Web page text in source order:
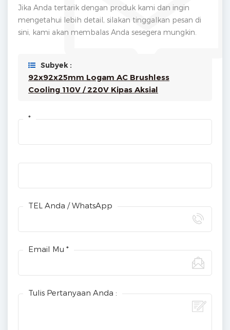
Jika Anda tertarik dengan produk kami dan ingin
mengetahui lebih detail, silakan tinggalkan pesan di
sini, kami akan membalas Anda sesegera mungkin.
Subyek :
92x92x25mm Logam AC Brushless
Cooling 110V / 220V Kipas Aksial
*
TEL Anda / WhatsApp
Email Mu *
Tulis Pertanyaan Anda :